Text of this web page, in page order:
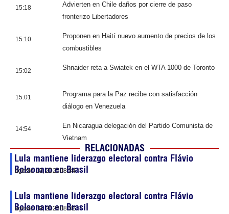
15:18
Advierten en Chile daños por cierre de paso
fronterizo Libertadores
15:10
Proponen en Haití nuevo aumento de precios de los
combustibles
15:02 Shnaider reta a Swiatek en el WTA 1000 de Toronto
15:01
Programa para la Paz recibe con satisfacción
diálogo en Venezuela
14:54
En Nicaragua delegación del Partido Comunista de
Vietnam
RELACIONADAS
Lula mantiene liderazgo electoral contra Flávio
Bolsonaro en Brasil
agosto 10, 202608:34
Lula mantiene liderazgo electoral contra Flávio
Bolsonaro en Brasil
agosto 10, 202608:32